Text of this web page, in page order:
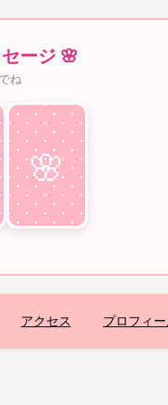
ージ 🌸
ね
🌸
♥
アクセス プロフィ